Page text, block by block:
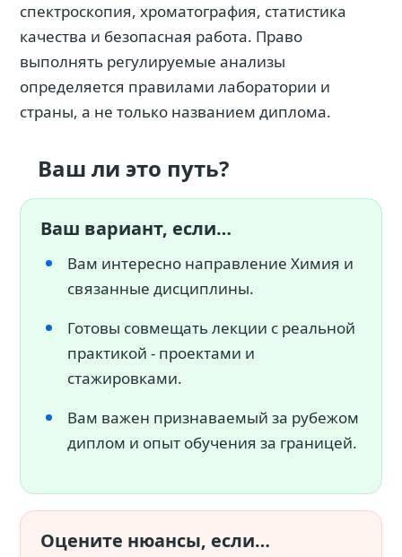
спектроскопия, хроматография, статистика
качества и безопасная работа. Право
выполнять регулируемые анализы
определяется правилами лаборатории и
страны, а не только названием диплома.
Ваш ли это путь?
Ваш вариант, если…
Вам интересно направление Химия и
связанные дисциплины.
Готовы совмещать лекции с реальной
практикой - проектами и
стажировками.
Вам важен признаваемый за рубежом
диплом и опыт обучения за границей.
Оцените нюансы, если…